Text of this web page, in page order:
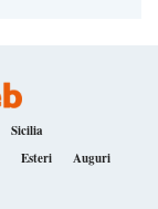
Sicilia
Esteri Auguri